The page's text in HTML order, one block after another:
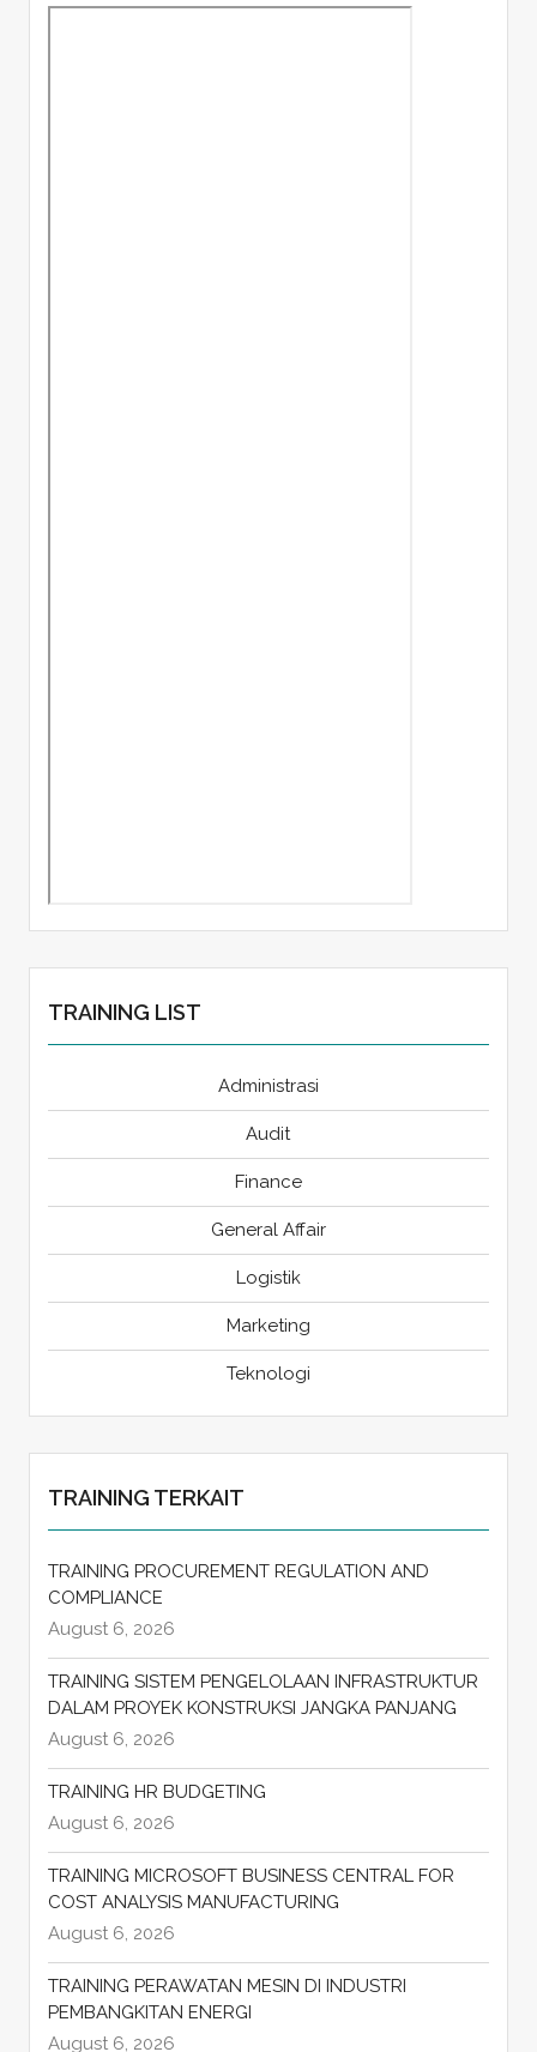
TRAINING LIST
Administrasi
Audit
Finance
General Affair
Logistik
Marketing
Teknologi
TRAINING TERKAIT
TRAINING PROCUREMENT REGULATION AND
COMPLIANCE
August 6, 2026
TRAINING SISTEM PENGELOLAAN INFRASTRUKTUR
DALAM PROYEK KONSTRUKSI JANGKA PANJANG
August 6, 2026
TRAINING HR BUDGETING
August 6, 2026
TRAINING MICROSOFT BUSINESS CENTRAL FOR
COST ANALYSIS MANUFACTURING
August 6, 2026
TRAINING PERAWATAN MESIN DI INDUSTRI
PEMBANGKITAN ENERGI
August 6, 2026